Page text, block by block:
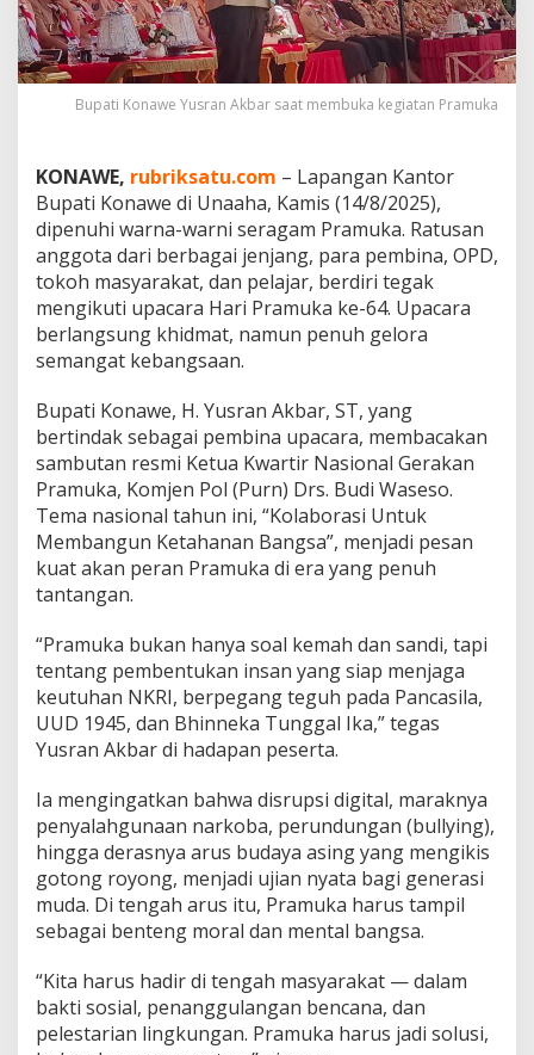
K
a
r
a
k
B
a
n
g
s
a
M
e
n
u
j
u
I
n
d
o
n
e
s
E
m
a
s
Bupati Konawe Yusran Akbar saat membuka kegiatan Pramuka
KONAWE, rubriksatu.com – Lapangan Kantor
Bupati Konawe di Unaaha, Kamis (14/8/2025),
dipenuhi warna-warni seragam Pramuka. Ratusan
anggota dari berbagai jenjang, para pembina, OPD,
tokoh masyarakat, dan pelajar, berdiri tegak
mengikuti upacara Hari Pramuka ke-64. Upacara
berlangsung khidmat, namun penuh gelora
semangat kebangsaan.
Bupati Konawe, H. Yusran Akbar, ST, yang
bertindak sebagai pembina upacara, membacakan
sambutan resmi Ketua Kwartir Nasional Gerakan
Pramuka, Komjen Pol (Purn) Drs. Budi Waseso.
Tema nasional tahun ini, “Kolaborasi Untuk
Membangun Ketahanan Bangsa”, menjadi pesan
kuat akan peran Pramuka di era yang penuh
tantangan.
“Pramuka bukan hanya soal kemah dan sandi, tapi
tentang pembentukan insan yang siap menjaga
keutuhan NKRI, berpegang teguh pada Pancasila,
UUD 1945, dan Bhinneka Tunggal Ika,” tegas
Yusran Akbar di hadapan peserta.
Ia mengingatkan bahwa disrupsi digital, maraknya
penyalahgunaan narkoba, perundungan (bullying),
hingga derasnya arus budaya asing yang mengikis
gotong royong, menjadi ujian nyata bagi generasi
muda. Di tengah arus itu, Pramuka harus tampil
sebagai benteng moral dan mental bangsa.
“Kita harus hadir di tengah masyarakat — dalam
bakti sosial, penanggulangan bencana, dan
pelestarian lingkungan. Pramuka harus jadi solusi,